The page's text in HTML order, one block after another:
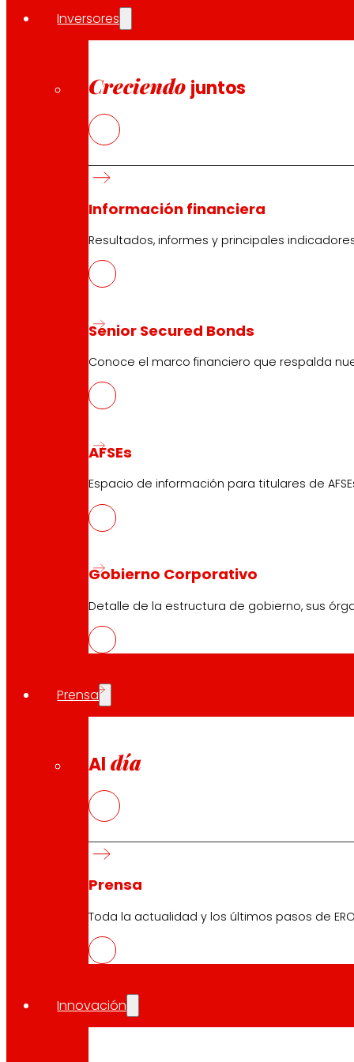
Inversores
Creciendo juntos
Información financiera
Resultados, informes y principales
Senior Secured Bonds
Conoce el marco financiero que respalda
AFSEs
Espacio de información para titulares de
Gobierno Corporativo
Detalle de la estructura de gobierno, sus
Prensa
Al día
Prensa
Toda la actualidad y los últimos pasos de
Innovación